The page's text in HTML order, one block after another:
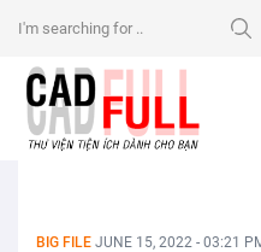
BIG FILE JUNE 15, 2022 - 03:21